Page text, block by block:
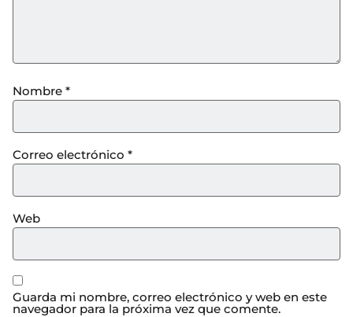
Nombre *
Correo electrónico *
Web
Guarda mi nombre, correo electrónico y web en este
navegador para la próxima vez que comente.